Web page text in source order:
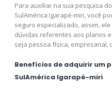
Para auxiliar na sua pesquisa
SulAmérica Igarapé-miri, você
seguro especializado, assim,
dúvidas referentes aos planos
seja pessoa física, empresarial,
Benefícios de adquirir um
SulAmérica Igarapé-miri